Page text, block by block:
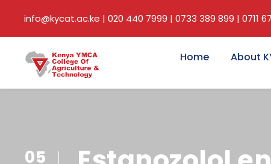
info@kycat.ac.ke | 020 440 7999 | 0733 389 899 | 0711
Home About
05